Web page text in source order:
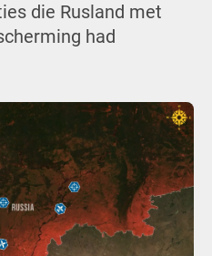
die Rusland met
had